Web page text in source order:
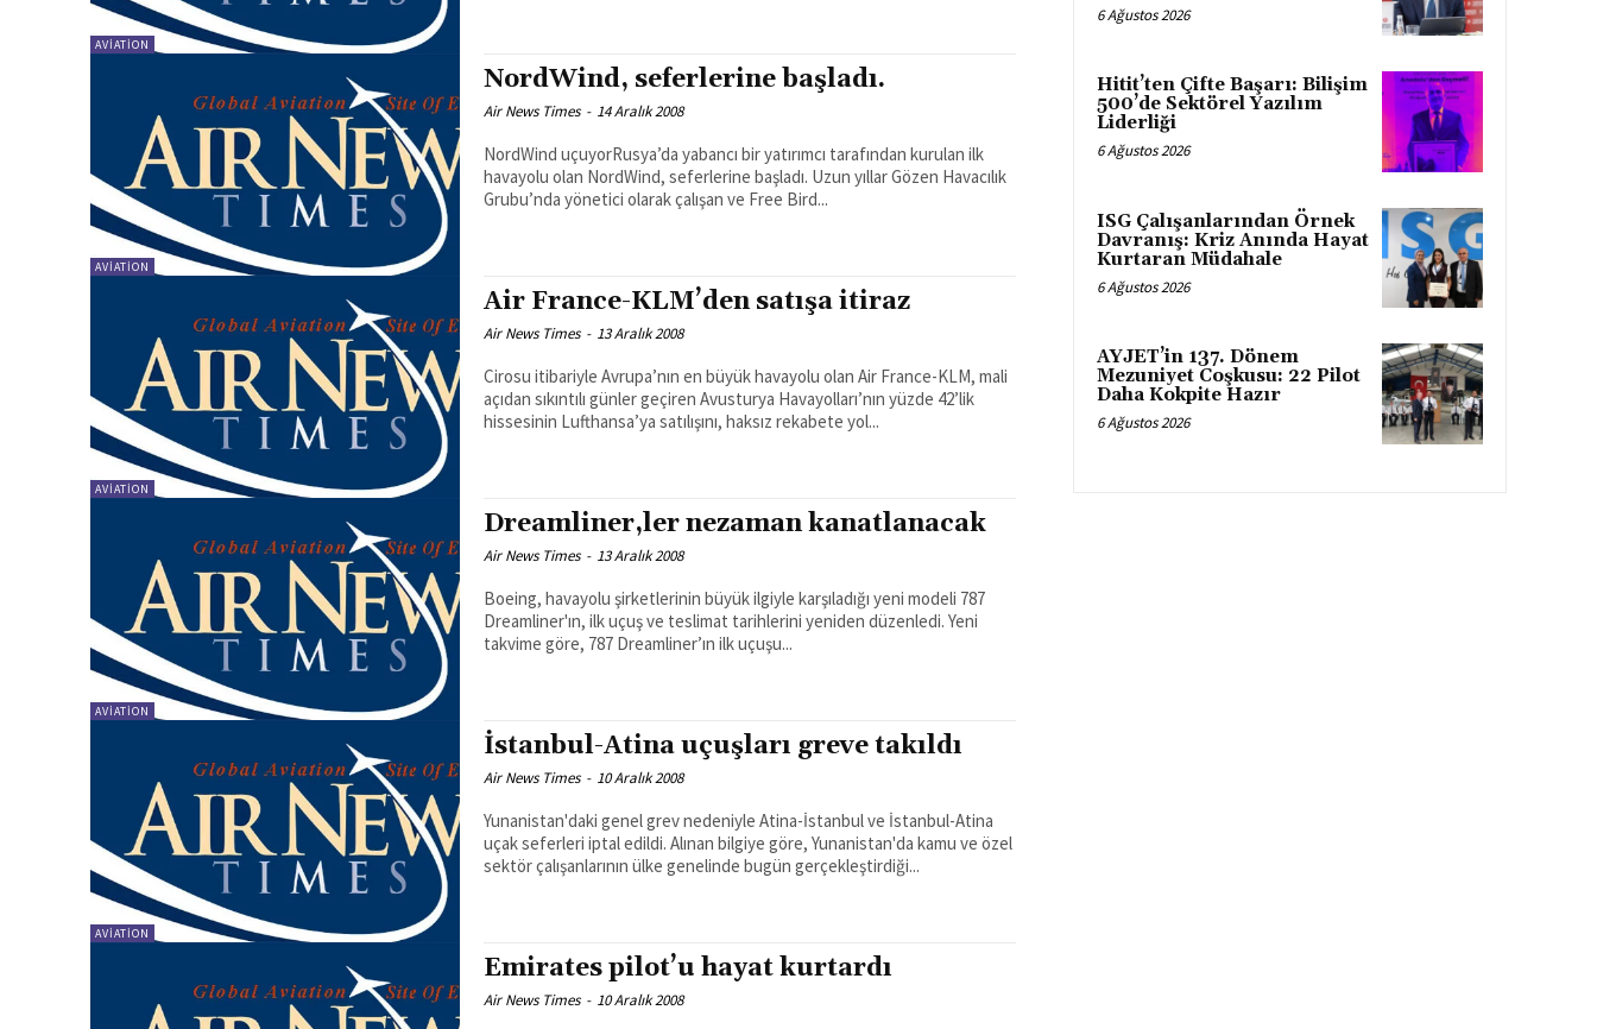
AVIATION
AVIATION
NordWind, seferlerine başladı.
Air News Times - 14 Aralık 2008
NordWind uçuyorRusya’da yabancı bir yatırımcı tarafından kurulan ilk
havayolu olan NordWind, seferlerine başladı. Uzun yıllar Gözen Havacılık
Grubu’nda yönetici olarak çalışan ve Free Bird...
AVIATION
Air France-KLM’den satışa itiraz
Air News Times - 13 Aralık 2008
Cirosu itibariyle Avrupa’nın en büyük havayolu olan Air France-KLM, mali
açıdan sıkıntılı günler geçiren Avusturya Havayolları’nın yüzde 42’lik
hissesinin Lufthansa’ya satılışını, haksız rekabete yol...
AVIATION
Dreamliner,ler nezaman kanatlanacak
Air News Times - 13 Aralık 2008
Boeing, havayolu şirketlerinin büyük ilgiyle karşıladığı yeni modeli 787
Dreamliner'ın, ilk uçuş ve teslimat tarihlerini yeniden düzenledi. Yeni
takvime göre, 787 Dreamliner’ın ilk uçuşu...
AVIATION
İstanbul-Atina uçuşları greve takıldı
Air News Times - 10 Aralık 2008
Yunanistan'daki genel grev nedeniyle Atina-İstanbul ve İstanbul-Atina
uçak seferleri iptal edildi. Alınan bilgiye göre, Yunanistan'da kamu ve özel
sektör çalışanlarının ülke genelinde bugün gerçekleştirdiği...
Emirates pilot’u hayat kurtardı
Air News Times - 10 Aralık 2008
6 Ağustos 2026
Hitit’ten Çifte Başarı: Bilişim
500’de Sektörel Yazılım
Liderliği
6 Ağustos 2026
ISG Çalışanlarından Örnek
Davranış: Kriz Anında Hayat
Kurtaran Müdahale
6 Ağustos 2026
AYJET’in 137. Dönem
Mezuniyet Coşkusu: 22 Pilot
Daha Kokpite Hazır
6 Ağustos 2026